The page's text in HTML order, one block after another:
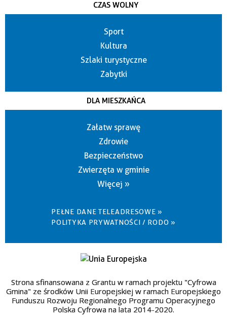
CZAS WOLNY
Sport
Kultura
Szlaki turystyczne
Zabytki
DLA MIESZKAŃCA
Załatw sprawę
Zdrowie
Bezpieczeństwo
Zwierzęta w gminie
Więcej »
PEŁNE DANE TELEADRESOWE »
POLITYKA PRYWATNOŚCI / RODO »
Strona sfinansowana z Grantu w ramach projektu "Cyfrowa
Gmina" ze środków Unii Europejskiej w ramach Europejskiego
Funduszu Rozwoju Regionalnego Programu Operacyjnego
Polska Cyfrowa na lata 2014-2020.